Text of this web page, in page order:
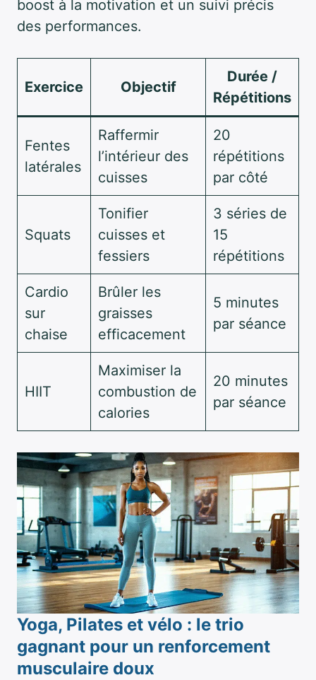
boost à la motivation et un suivi précis
des performances.
Exercice Objectif
Durée /
Répétitions
Fentes
latérales
Raffermir
l’intérieur des
cuisses
20
répétitions
par côté
Squats
Tonifier
cuisses et
fessiers
3 séries de
15
répétitions
Cardio
sur
chaise
Brûler les
graisses
efficacement
5 minutes
par séance
HIIT
Maximiser la
combustion de
calories
20 minutes
par séance
Yoga, Pilates et vélo : le trio
gagnant pour un renforcement
musculaire doux